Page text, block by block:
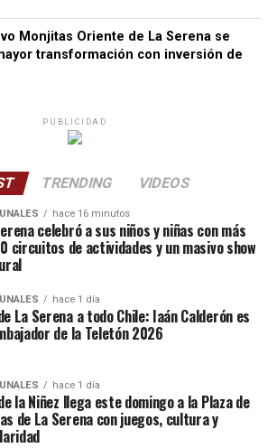
Monjitas Oriente de La Serena se
transformación con inversión de
PUBLICIDAD
TRENDING VIDEOS
hace 16 minutos
celebró a sus niños y niñas con más
circuitos de actividades y un masivo show
hace 1 día
La Serena a todo Chile: Iaán Calderón es
de la Teletón 2026
hace 1 día
la Niñez llega este domingo a la Plaza de
de La Serena con juegos, cultura y